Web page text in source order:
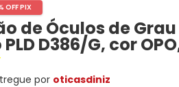
Ono
Todas Exclusivas
Ono
Todas Exclusivas
Todas as Durações
Ono
OFF PIX
de Óculos de
D386/G, cor
por oticasdiniz